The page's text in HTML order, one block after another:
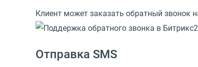
Клиент может заказать обратный звонок
Отправка SMS